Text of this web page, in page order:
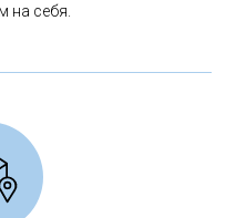
на себя.